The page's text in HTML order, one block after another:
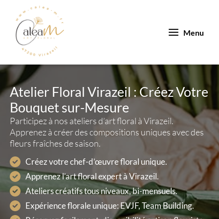
contenu
Menu
Atelier Floral Virazeil : Créez Votre
Bouquet sur-Mesure
Participez à nos ateliers d’art floral à Virazeil.
Apprenez à créer des compositions uniques avec des
fleurs fraîches de saison.
Créez votre chef-d’œuvre floral unique.
Apprenez l’art floral expert à Virazeil.
Ateliers créatifs tous niveaux, bi-mensuels.
Expérience florale unique: EVJF, Team Building.